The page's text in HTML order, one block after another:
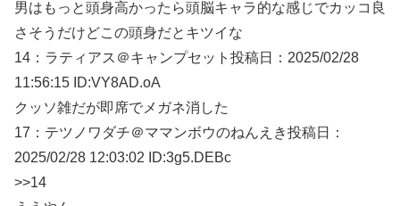
男はもっと頭身高かったら頭脳キャラ的な感じでカッコ良
さそうだけどこの頭身だとキツイな
14： ラティアス＠キャンプセット 投稿日：2025/02/28
11:56:15 ID:VY8AD.oA
クッソ雑だが即席でメガネ消した
17： テツノワダチ＠ママンボウのねんえき投稿日：
2025/02/28 12:03:02 ID:3g5.DEBc
>>14